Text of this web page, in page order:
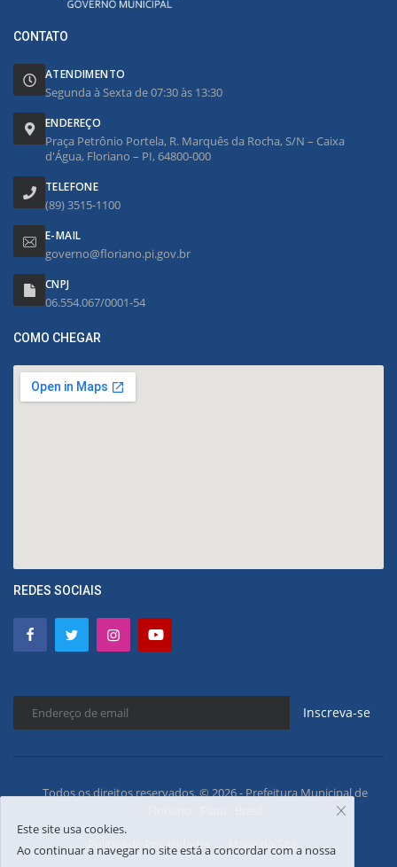
CONTATO
ATENDIMENTO
Segunda à Sexta de 07:30 às 13:30
ENDEREÇO
Praça Petrônio Portela, R. Marquês da Rocha, S/N – Caixa
d'Água, Floriano – PI, 64800-000
TELEFONE
(89) 3515-1100
E-MAIL
governo@floriano.pi.gov.br
CNPJ
06.554.067/0001-54
COMO CHEGAR
REDES SOCIAIS
Inscreva-se
Todos os direitos reservados. © 2026 - Prefeitura Municipal de
Política de Privacidades Mapa do Site
Este site usa cookies.
Ao continuar a navegar no site está a concordar com a nossa